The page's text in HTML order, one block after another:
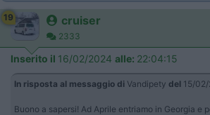
19 cruiser
2333
Inserito il 16/02/2024 alle: 22:04:15
In risposta al messaggio di Vandipety del 15/
Buono a sapersi! Ad Aprile entriamo in Georgia e